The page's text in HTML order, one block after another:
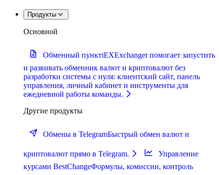
Продукты
Основной
Обменный пунктiEXExchanger помогает запустить
и развивать обменник валют и криптовалют без
разработки системы с нуля: клиентский сайт, панель
управления, личный кабинет и инструменты для
ежедневной работы команды.
Другие продукты
Обмены в TelegramБыстрый обмен валют и
криптовалют прямо в Telegram.
Управление
курсами BestChangeФормулы, комиссии, контроль